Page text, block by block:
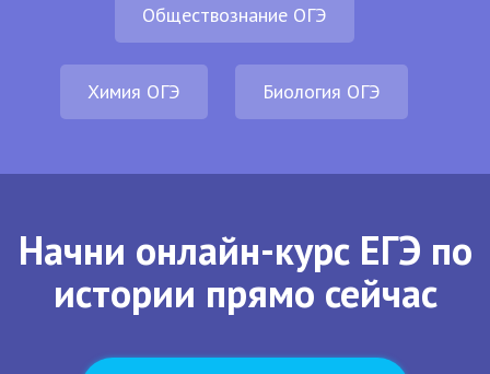
Обществознание ОГЭ
Химия ОГЭ Биология ОГЭ
Начни онлайн-курс ЕГЭ по
истории прямо сейчас